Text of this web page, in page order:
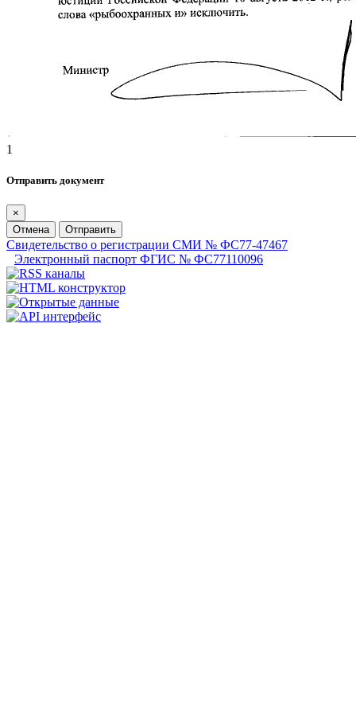
1
Отправить документ
×
Отмена
Отправить
Свидетельство о регистрации СМИ № ФС77-47467
Электронный паспорт ФГИС № ФС77110096